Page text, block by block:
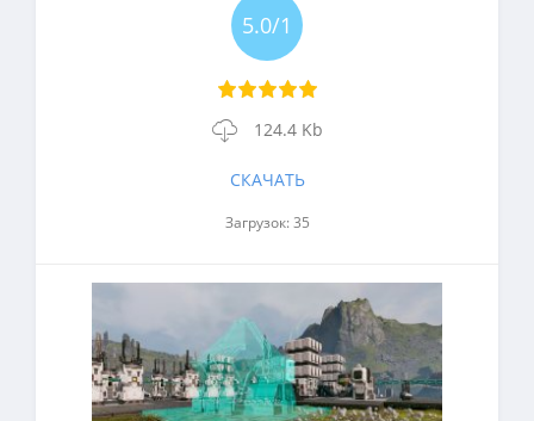
5.0/1
124.4 Kb
СКАЧАТЬ
Загрузок: 35